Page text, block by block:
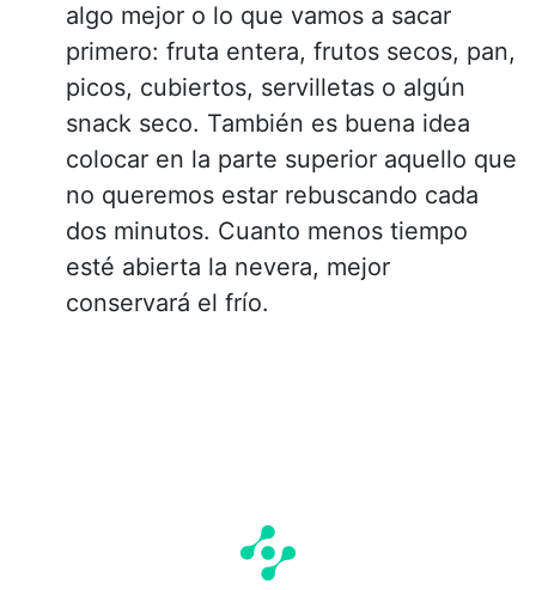
algo mejor o lo que vamos a sacar
primero: fruta entera, frutos secos, pan,
picos, cubiertos, servilletas o algún
snack seco. También es buena idea
colocar en la parte superior aquello que
no queremos estar rebuscando cada
dos minutos. Cuanto menos tiempo
esté abierta la nevera, mejor
conservará el frío.